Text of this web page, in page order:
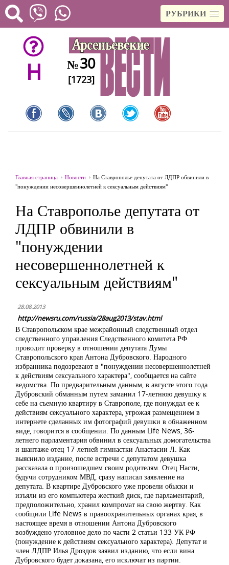
РУБРИКИ
H №30
[1723]
Главная страница Новости
На Ставрополье депутата от ЛДПР обвинили в
"понуждении несовершеннолетней к сексуальным действиям"
На Ставрополье депутата от
ЛДПР обвинили в
"понуждении
несовершеннолетней к
сексуальным действиям"
28.08.2013
http://newsru.com/russia/28aug2013/stav.html
В Ставропольском крае межрайонный следственный отдел
следственного управления Следственного комитета РФ
проводит проверку в отношении депутата Думы
Ставропольского края Антона Дубровского. Народного
избранника подозревают в "понуждении несовершеннолетней
к действиям сексуального характера", сообщается на сайте
ведомства. По предварительным данным, в августе этого года
Дубровский обманным путем заманил 17-летнюю девушку к
себе на съемную квартиру в Ставрополе, где понуждал ее к
действиям сексуального характера, угрожая размещением в
интернете сделанных им фотографий девушки в обнаженном
виде, говорится в сообщении. По данным Life News, 36-
летнего парламентария обвинил в сексуальных домогательства
и шантаже отец 17-летней гимнастки Анастасии Л. Как
выяснило издание, после встречи с депутатом девушка
рассказала о произошедшем своим родителям. Отец Насти,
будучи сотрудником МВД, сразу написал заявление на
депутата. В квартире Дубровского уже провели обыски и
изъяли из его компьютера жесткий диск, где парламентарий,
предположительно, хранил компромат на свою жертву. Как
сообщили Life News в правоохранительных органах края, в
настоящее время в отношении Антона Дубровского
возбуждено уголовное дело по части 2 статьи 133 УК РФ
(понуждение к действиям сексуального характера). Депутат и
член ЛДПР Илья Дроздов заявил изданию, что если вина
Дубровского будет доказана, его исключат из партии.